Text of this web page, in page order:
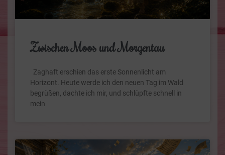
Zwischen Moos und Morgentau
Zaghaft erschien das erste Sonnenlicht am
Horizont. Heute werde ich den neuen Tag im Wald
begrüßen, dachte ich mir, und schlüpfte schnell in
mein